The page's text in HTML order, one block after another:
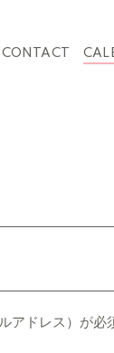
CONTACT
アドレス）が必